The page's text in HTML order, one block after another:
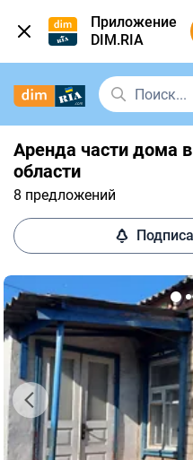
Приложение
DIM.RIA
Аренда части дома
области
8 предложений